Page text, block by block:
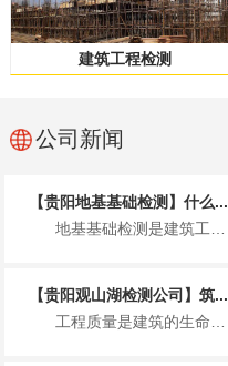
建筑工程检测
公司新闻
【贵阳地基基础检测】什么...
地基基础检测是建筑工程开工与施工过程中的关键技术环节，主要针对建筑物底部的地基...
【贵阳观山湖检测公司】筑...
工程质量是建筑的生命线，而工程质量检测则是守护这条生命线的关键防线。从高楼大厦...